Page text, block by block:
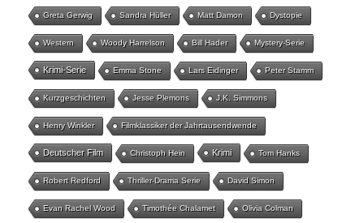
Greta Gerwig Sandra Hüller Matt Damon Dystopie
Western Woody Harrelson Bill Hader Mystery-Serie
Krimi-Serie Emma Stone Lars Eidinger Peter Stamm
Kurzgeschichten Jesse Plemons J.K. Simmons
Henry Winkler Filmklassiker der Jahrtausendwende
Deutscher Film Christoph Hein Krimi Tom Hanks
Robert Redford Thriller-Drama Serie David Simon
Evan Rachel Wood Timothée Chalamet Olivia Colman